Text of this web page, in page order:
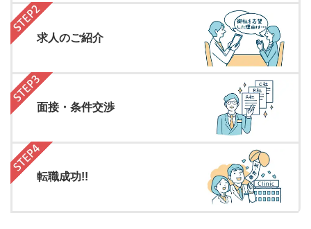
求人のご紹介
面接・条件交渉
転職成功!!